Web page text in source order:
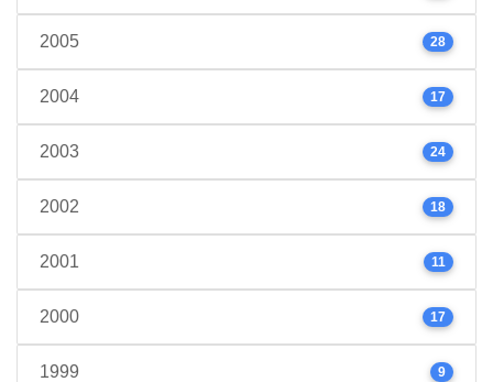
2005 28
2004 17
2003 24
2002 18
2001 11
2000 17
1999 9